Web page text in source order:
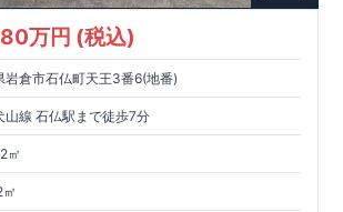
万円 (税込)
岩倉市石仏町天王3番6(地番)
山線 石仏駅まで徒歩7分
㎡